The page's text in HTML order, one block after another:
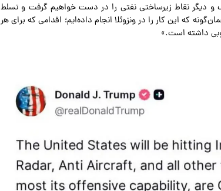
و دیگر نقاط زیرساختی نفتی را در دست خواهیم گرفت و تسلط
که این کار را در ونزوئلا انجام داده‌ایم؛ اقدامی که برای هر
داشته است.»